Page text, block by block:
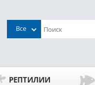
Все
РЕПТИЛИИ